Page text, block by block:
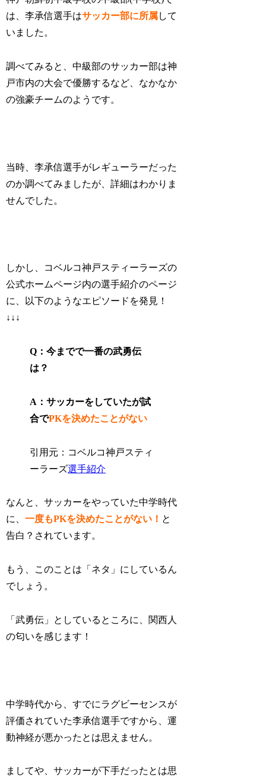
は、李承信選手はサッカー部に所属して
いました。
調べてみると、中級部のサッカー部は神
戸市内の大会で優勝するなど、なかなか
の強豪チームのようです。
当時、李承信選手がレギューラーだった
のか調べてみましたが、詳細はわかりま
せんでした。
しかし、
コベルコ神戸スティーラーズの
公式ホームページ内の選手紹介のページ
に、以下のようなエピソードを発見！
↓↓↓
Q：今までで一番の武勇伝
は？
A：サッカーをしていたが試
合でPKを決めたことがない
引用元：コベルコ神戸スティ
ーラーズ選手紹介
なんと、サッカーをやっていた中学時代
に、一度もPKを決めたことがない！ と
告白？されています。
もう、このことは「ネタ」にしているん
でしょう。
「武勇伝」としているところに、関西人
の匂いを感じます！
中学時代から、すでにラグビーセンスが
評価されていた李承信選手ですから、運
動神経が悪かったとは思えません。
ましてや、サッカーが下手だったとは思